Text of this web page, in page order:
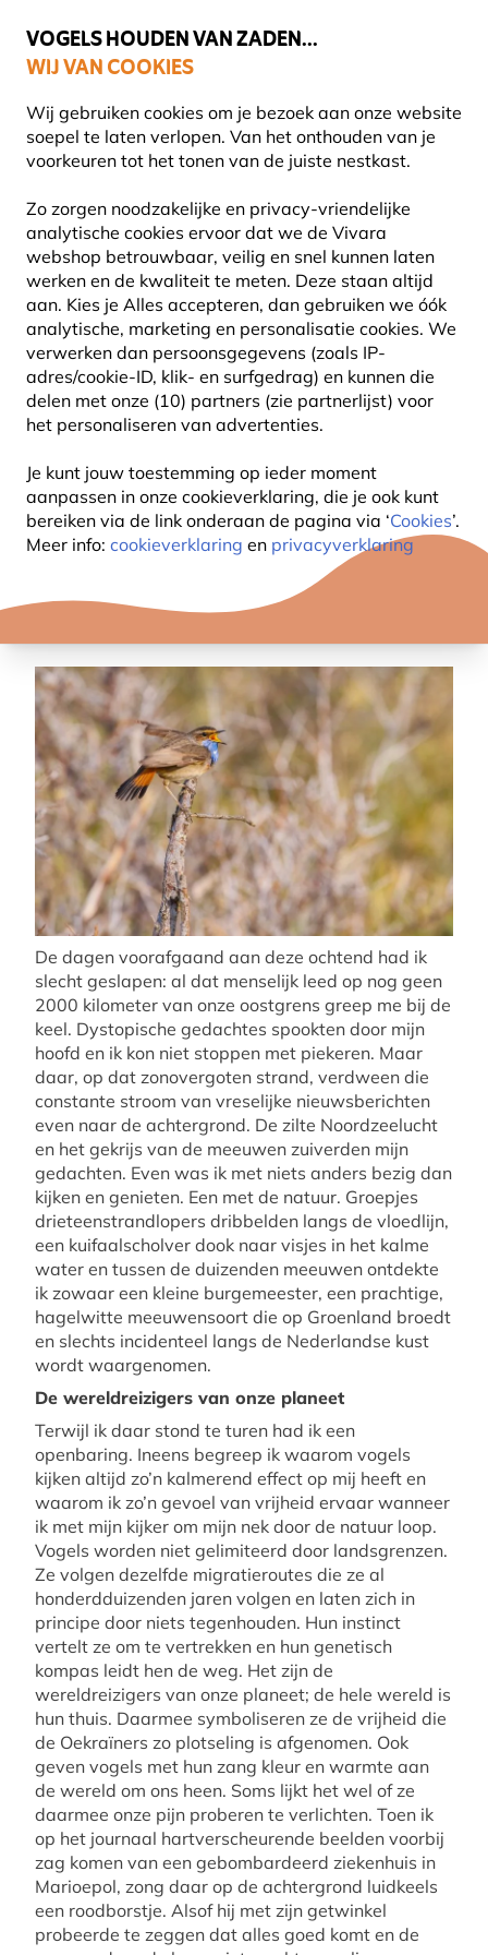
VOGELS HOUDEN VAN ZADEN...
WIJ VAN COOKIES
Wij gebruiken cookies om je bezoek aan onze website
soepel te laten verlopen. Van het onthouden van je
voorkeuren tot het tonen van de juiste nestkast.
Zo zorgen noodzakelijke en privacy-vriendelijke
analytische cookies ervoor dat we de Vivara
webshop betrouwbaar, veilig en snel kunnen laten
werken en de kwaliteit te meten. Deze staan altijd
aan. Kies je Alles accepteren, dan gebruiken we óók
analytische, marketing en personalisatie cookies. We
verwerken dan persoonsgegevens (zoals IP-
adres/cookie-ID, klik- en surfgedrag) en kunnen die
delen met onze (10) partners (zie partnerlijst) voor
het personaliseren van advertenties.
Je kunt jouw toestemming op ieder moment
aanpassen in onze cookieverklaring, die je ook kunt
bereiken via de link onderaan de pagina via ‘Cookies’.
Meer info: cookieverklaring en privacyverklaring
Uitstekend beoordeeld in 11 landen
Gratis thuisbezorgd vanaf €49
VOGELS EN VRIJHEID DOOR
ARJAN DWARSHUIS
Arjan
Dwarshuis
14 April
2022
INFORMATIE
VOGELS
De dagen voorafgaand aan deze ochtend had ik
slecht geslapen: al dat menselijk leed op nog geen
2000 kilometer van onze oostgrens greep me bij de
keel. Dystopische gedachtes spookten door mijn
hoofd en ik kon niet stoppen met piekeren. Maar
daar, op dat zonovergoten strand, verdween die
constante stroom van vreselijke nieuwsberichten
even naar de achtergrond. De zilte Noordzeelucht
en het gekrijs van de meeuwen zuiverden mijn
gedachten. Even was ik met niets anders bezig dan
kijken en genieten. Een met de natuur. Groepjes
drieteenstrandlopers dribbelden langs de vloedlijn,
een kuifaalscholver dook naar visjes in het kalme
water en tussen de duizenden meeuwen ontdekte
ik zowaar een kleine burgemeester, een prachtige,
hagelwitte meeuwensoort die op Groenland broedt
en slechts incidenteel langs de Nederlandse kust
wordt waargenomen.
De wereldreizigers van onze planeet
Terwijl ik daar stond te turen had ik een
openbaring. Ineens begreep ik waarom vogels
kijken altijd zo’n kalmerend effect op mij heeft en
waarom ik zo’n gevoel van vrijheid ervaar wanneer
ik met mijn kijker om mijn nek door de natuur loop.
Vogels worden niet gelimiteerd door landsgrenzen.
Ze volgen dezelfde migratieroutes die ze al
honderdduizenden jaren volgen en laten zich in
principe door niets tegenhouden. Hun instinct
vertelt ze om te vertrekken en hun genetisch
kompas leidt hen de weg. Het zijn de
wereldreizigers van onze planeet; de hele wereld is
hun thuis. Daarmee symboliseren ze de vrijheid die
de Oekraïners zo plotseling is afgenomen. Ook
geven vogels met hun zang kleur en warmte aan
de wereld om ons heen. Soms lijkt het wel of ze
daarmee onze pijn proberen te verlichten. Toen ik
op het journaal hartverscheurende beelden voorbij
zag komen van een gebombardeerd ziekenhuis in
Marioepol, zong daar op de achtergrond luidkeels
een roodborstje. Alsof hij met zijn getwinkel
probeerde te zeggen dat alles goed komt en de